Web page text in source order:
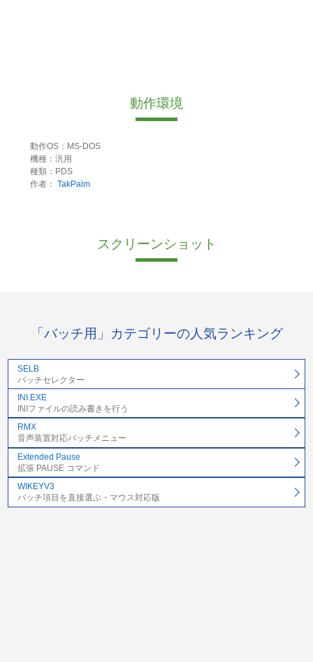
動作環境
動作OS：MS-DOS
機種：汎用
種類：PDS
作者： TakPalm
スクリーンショット
「バッチ用」カテゴリーの人気ランキング
SELB
バッチセレクター
INI.EXE
INIファイルの読み書きを行う
RMX
音声装置対応バッチメニュー
Extended Pause
拡張 PAUSE コマンド
WIKEYV3
バッチ項目を直接選ぶ・マウス対応版